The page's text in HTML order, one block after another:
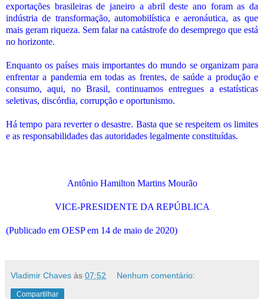
exportações brasileiras de janeiro a abril deste ano foram as da
indústria de transformação, automobilística e aeronáutica, as que
mais geram riqueza. Sem falar na catástrofe do desemprego que está
no horizonte.
Enquanto os países mais importantes do mundo se organizam para
enfrentar a pandemia em todas as frentes, de saúde a produção e
consumo, aqui, no Brasil, continuamos entregues a estatísticas
seletivas, discórdia, corrupção e oportunismo.
Há tempo para reverter o desastre. Basta que se respeitem os limites
e as responsabilidades das autoridades legalmente constituídas.
Antônio Hamilton Martins Mourão
VICE-PRESIDENTE DA REPÚBLICA
(Publicado em OESP em 14 de maio de 2020)
Vladimir Chaves às 07:52 Nenhum comentário:
Compartilhar